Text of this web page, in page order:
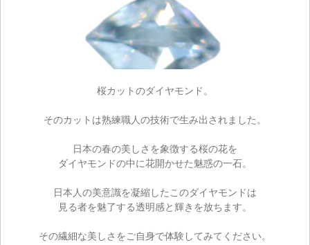
桜カットのダイヤモンド。
そのカットは熟練職人の技術で生み出されました。
日本の春の美しさを象徴する桜の花を
ダイヤモンドの中に花開かせた魅惑の一石。
日本人の美意識を凝縮したこのダイヤモンドは
見る者を魅了する透明感と輝きを放ちます。
その繊細な美しさをご自身で体験してみてください。